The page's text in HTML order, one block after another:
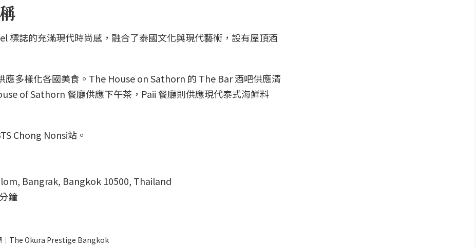
標誌的充滿現代時尚感，融合了泰國文化與現代藝術，設有屋頂酒
多樣化各國美食。The House on Sathorn 的 The Bar 酒吧供應清
of Sathorn 餐廳供應下午茶，Paii 餐廳則供應現代泰式海鮮料
Chong Nonsi站。
Bangrak, Bangkok 10500, Thailand
鐘
｜The Okura Prestige Bangkok